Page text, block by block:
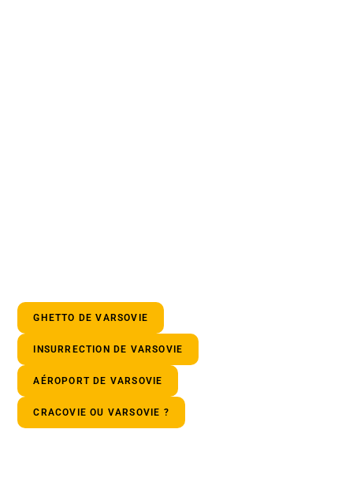
GHETTO DE VARSOVIE
INSURRECTION DE VARSOVIE
AÉROPORT DE VARSOVIE
CRACOVIE OU VARSOVIE ?